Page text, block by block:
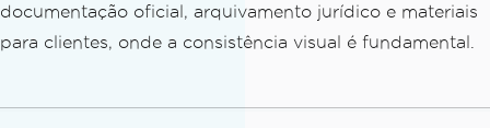
documentação oficial, arquivamento jurídico e materiais
para clientes, onde a consistência visual é fundamental.